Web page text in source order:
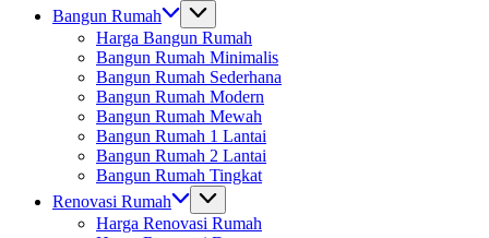
Bangun Rumah
Harga Bangun Rumah
Bangun Rumah Minimalis
Bangun Rumah Sederhana
Bangun Rumah Modern
Bangun Rumah Mewah
Bangun Rumah 1 Lantai
Bangun Rumah 2 Lantai
Bangun Rumah Tingkat
Renovasi Rumah
Harga Renovasi Rumah